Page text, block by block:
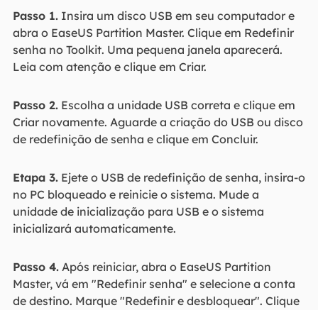
Passo 1.Insira um disco USB em seu computador e
abra o EaseUS Partition Master. Clique em Redefinir
senha no Toolkit. Uma pequena janela aparecerá.
Leia com atenção e clique em Criar.
Passo 2.Escolha a unidade USB correta e clique em
Criar novamente. Aguarde a criação do USB ou disco
de redefinição de senha e clique em Concluir.
Etapa 3.Ejete o USB de redefinição de senha, insira-o
no PC bloqueado e reinicie o sistema. Mude a
unidade de inicialização para USB e o sistema
inicializará automaticamente.
Passo 4.Após reiniciar, abra o EaseUS Partition
Master, vá em "Redefinir senha" e selecione a conta
de destino. Marque "Redefinir e desbloquear". Clique